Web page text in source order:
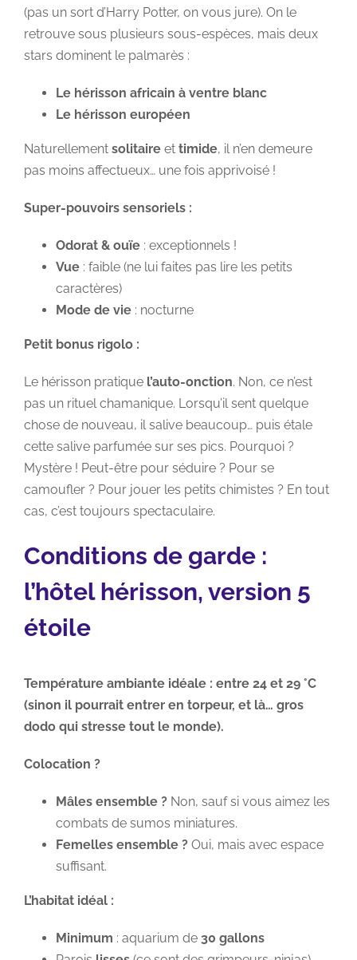
(pas un sort d’Harry Potter, on vous jure). On le
retrouve sous plusieurs sous-espèces, mais deux
stars dominent le palmarès :
Le hérisson africain à ventre blanc
Le hérisson européen
Naturellement solitaire et timide, il n’en demeure
pas moins affectueux… une fois apprivoisé !
Super-pouvoirs sensoriels :
Odorat & ouïe : exceptionnels !
Vue : faible (ne lui faites pas lire les petits
caractères)
Mode de vie : nocturne
Petit bonus rigolo :
Le hérisson pratique l’auto-onction. Non, ce n’est
pas un rituel chamanique. Lorsqu’il sent quelque
chose de nouveau, il salive beaucoup… puis étale
cette salive parfumée sur ses pics. Pourquoi ?
Mystère ! Peut-être pour séduire ? Pour se
camoufler ? Pour jouer les petits chimistes ? En tout
cas, c’est toujours spectaculaire.
Conditions de garde :
l’hôtel hérisson, version 5
étoile
Température ambiante idéale : entre 24 et 29 °C
(sinon il pourrait entrer en torpeur, et là… gros
dodo qui stresse tout le monde).
Colocation ?
Mâles ensemble ? Non, sauf si vous aimez les
combats de sumos miniatures.
Femelles ensemble ? Oui, mais avec espace
suffisant.
L’habitat idéal :
Minimum : aquarium de 30 gallons